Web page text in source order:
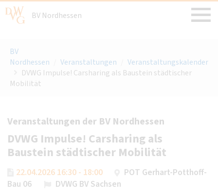
BV Nordhessen
BV
Nordhessen
Veranstaltungen
Veranstaltungskalender
DVWG Impulse! Carsharing als Baustein städtischer
Mobilität
Veranstaltungen der BV Nordhessen
DVWG Impulse! Carsharing als
Baustein städtischer Mobilität
22.04.2026 16:30 - 18:00
POT Gerhart-Potthoff-
Bau 06
DVWG BV Sachsen